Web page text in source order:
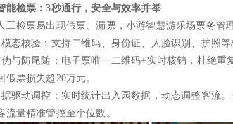
能检票：3秒通行，安全与效率并举
工检票易出现假票、漏票，小游智慧游乐场票务管
态核验：支持二维码、身份证、人脸识别、护照等
与防尾随：电子票唯一二维码+实时核销，杜绝重
假票损失超20万元。
驱动调控：实时统计出入园数据，动态调整客流
流量精准管控至个位数。